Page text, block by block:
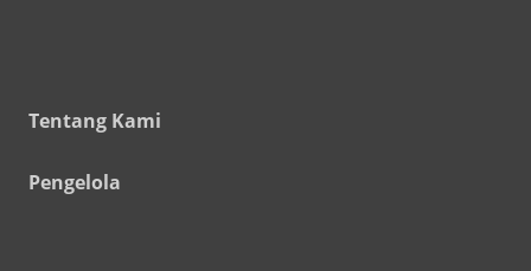
Tentang Kami
Pengelola